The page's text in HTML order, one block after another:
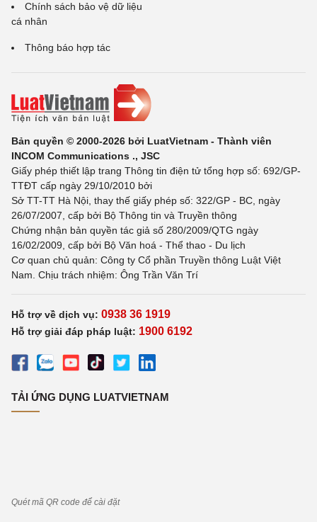
Chính sách bảo vệ dữ liệu
cá nhân
Thông báo hợp tác
Bản quyền © 2000-2026 bởi LuatVietnam - Thành viên
INCOM Communications ., JSC
Giấy phép thiết lập trang Thông tin điện tử tổng hợp số: 692/GP-
TTĐT cấp ngày 29/10/2010 bởi
Sở TT-TT Hà Nội, thay thế giấy phép số: 322/GP - BC, ngày
26/07/2007, cấp bởi Bộ Thông tin và Truyền thông
Chứng nhận bản quyền tác giả số 280/2009/QTG ngày
16/02/2009, cấp bởi Bộ Văn hoá - Thể thao - Du lịch
Cơ quan chủ quản: Công ty Cổ phần Truyền thông Luật Việt
Nam. Chịu trách nhiệm: Ông Trần Văn Trí
Hỗ trợ về dịch vụ: 0938 36 1919
Hỗ trợ giải đáp pháp luật: 1900 6192
TẢI ỨNG DỤNG LUATVIETNAM
Quét mã QR code để cài đặt